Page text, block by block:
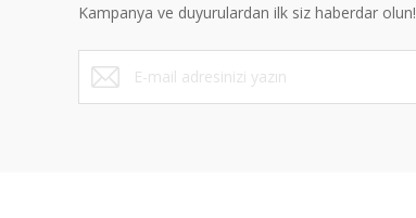
Ürün fiyatı diğer sitelerden daha pahalı.
Bu ürüne benzer farklı alternatifler olmalı.
Kampanya ve duyurulardan ilk siz haberdar olun!